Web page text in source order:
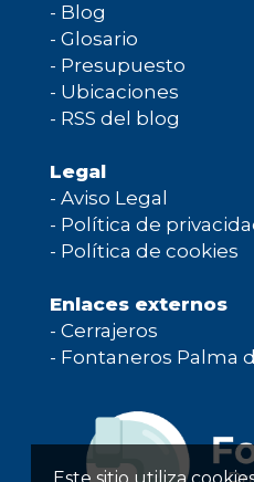
- Blog
- Glosario
- Presupuesto
- Ubicaciones
- RSS del blog
Legal
- Aviso Legal
- Política de
- Política de cookies
Enlaces externos
- Cerrajeros
- Fontaneros Palma